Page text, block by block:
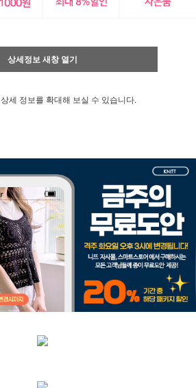
상세정보 새창 열기
상세 정보를 확대해 보실 수 있습니다.